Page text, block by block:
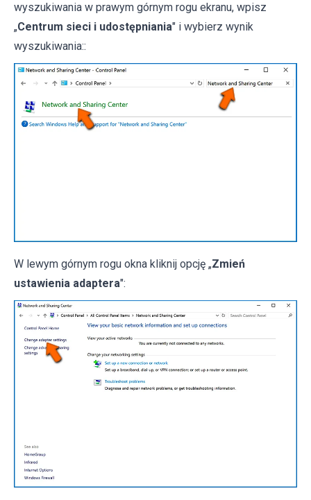
wyszukiwania w prawym górnym rogu ekranu, wpisz
„Centrum sieci i udostępniania" i wybierz wynik
wyszukiwania::
W lewym górnym rogu okna kliknij opcję „Zmień
ustawienia adaptera":